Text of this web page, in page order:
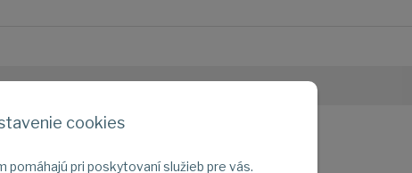
cookies
pomáhajú pri poskytovaní služieb pre vás.